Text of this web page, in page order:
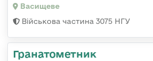
Васищеве
Військова частина 3075 НГУ
Гранатометник